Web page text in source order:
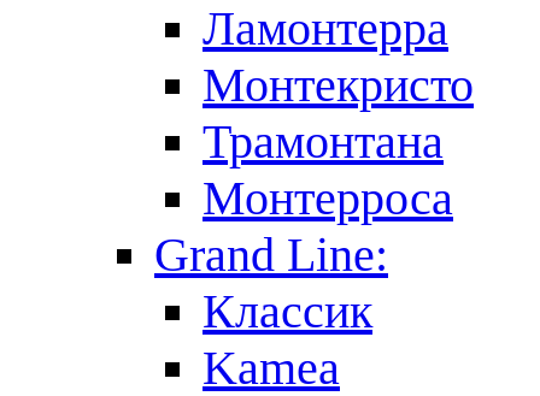
Ламонтерра
Монтекристо
Трамонтана
Монтерроса
Grand Line:
Классик
Kamea